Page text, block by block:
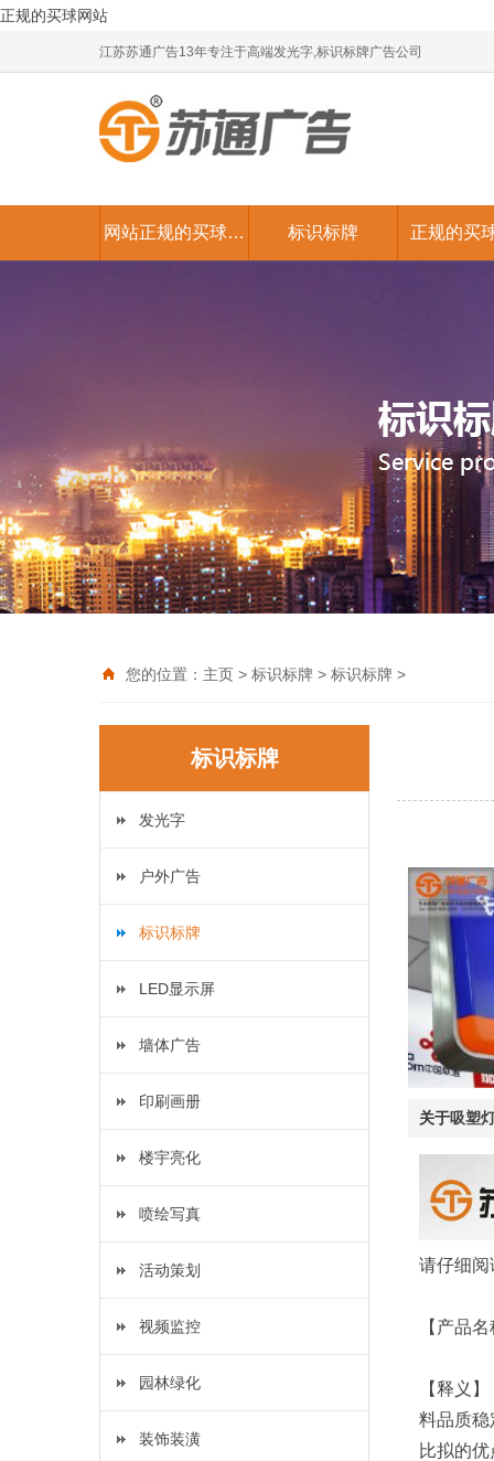
正规的买球网站
江苏苏通广告13年专注于高端发光字,标识标牌广告公司
网站正规的买球网 标识标牌 正规的买
您的位置： 主页 > 标识标牌 > 标识标牌 >
标识标牌
发光字
户外广告
标识标牌
LED显示屏
墙体广告
印刷画册
楼宇亮化
喷绘写真
活动策划
视频监控
园林绿化
装饰装潢
关于吸塑
请仔细阅
【产品
【释义
料品质稳
比拟的